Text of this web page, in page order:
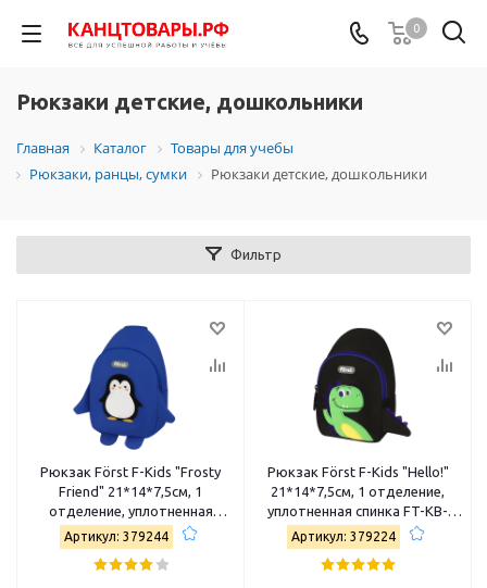
0
Рюкзаки детские, дошкольники
Главная Каталог
Товары для учебы
Рюкзаки, ранцы, сумки
Рюкзаки детские, дошкольники
Фильтр
Рюкзак Först F-Kids "Frosty
Friend" 21*14*7,5см, 1
отделение, уплотненная
спинка FT-KB-042503
Артикул: 379244
Рюкзак Först F-Kids "Hello!"
21*14*7,5см, 1 отделение,
уплотненная спинка FT-KB-
042507
Артикул: 379224